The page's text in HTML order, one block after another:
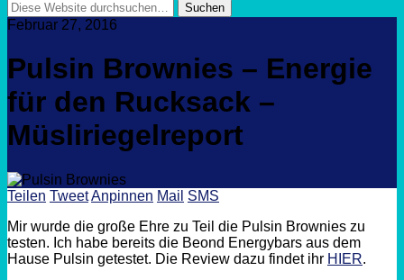
Februar 27, 2016
Pulsin Brownies – Energie
für den Rucksack –
Müsliriegelreport
Teilen TweetAnpinnen Mail SMS
Mir wurde die große Ehre zu Teil die Pulsin Brownies zu
testen. Ich habe bereits die Beond Energybars aus dem
Hause Pulsin getestet. Die Review dazu findet ihr HIER.